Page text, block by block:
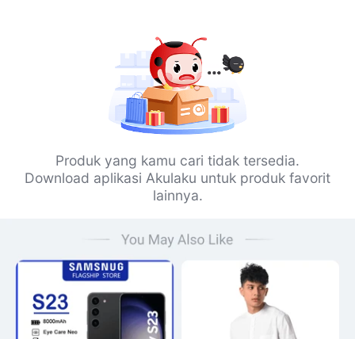
Produk yang kamu cari tidak tersedia.
Download aplikasi Akulaku untuk produk favorit
lainnya.